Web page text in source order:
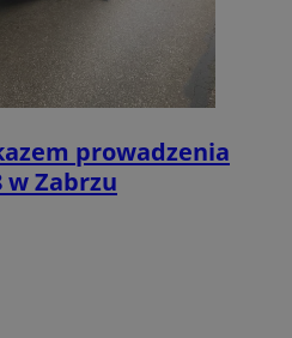
prowadzenia
w Zabrzu